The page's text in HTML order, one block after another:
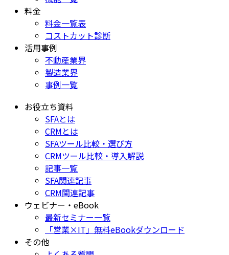
料金
料金一覧表
コストカット診断
活用事例
不動産業界
製造業界
事例一覧
お役立ち資料
SFAとは
CRMとは
SFAツール比較・選び方
CRMツール比較・導入解説
記事一覧
SFA関連記事
CRM関連記事
ウェビナー・eBook
最新セミナー一覧
「営業×IT」無料eBookダウンロード
その他